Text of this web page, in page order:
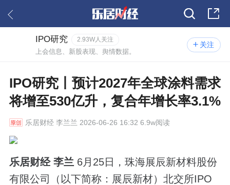
关注
IPO研究 2.93W人关注
上会信息、新股表现、舆情数据。
IPO研究丨预计2027年全球涂料需求
将增至530亿升，复合年增长率3.1%
乐居财经李兰兰 2026-06-26 16:32 6.9w阅读
乐居财经 李兰 6月25日，珠海展辰新材料股份
有限公司（以下简称：展辰新材）北交所IPO